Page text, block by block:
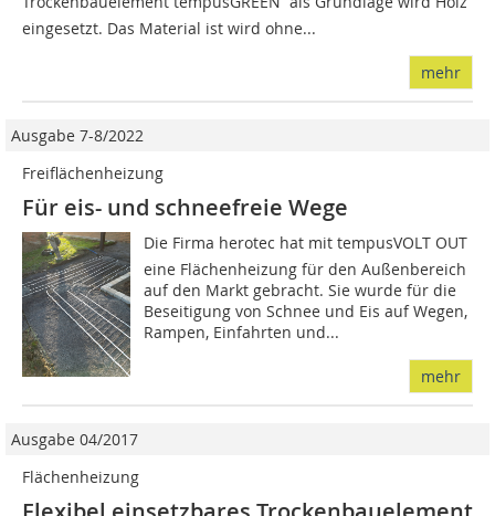
eingesetzt. Das Material ist wird ohne...
mehr
Ausgabe 7-8/2022
Freiflächenheizung
Für eis- und schneefreie Wege
Die Firma herotec hat mit tempusVOLT OUT
eine Flächenheizung für den Außenbereich
auf den Markt gebracht. Sie wurde für die
Beseitigung von Schnee und Eis auf Wegen,
Rampen, Einfahrten und...
mehr
Ausgabe 04/2017
Flächenheizung